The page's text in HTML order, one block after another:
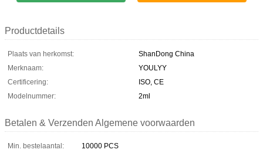
Productdetails
Plaats van herkomst:
ShanDong China
Merknaam:
YOULYY
Certificering:
ISO, CE
Modelnummer:
2ml
Betalen & Verzenden Algemene voorwaarden
Min. bestelaantal:
10000 PCS